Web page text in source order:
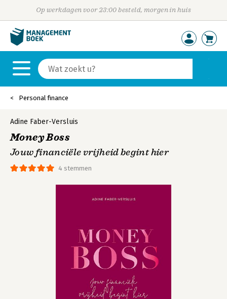
Op werkdagen voor 23:00 besteld, morgen in huis
Personal finance
4 stemmen
Adine Faber-Versluis
Money Boss
Jouw financiële vrijheid begint hier